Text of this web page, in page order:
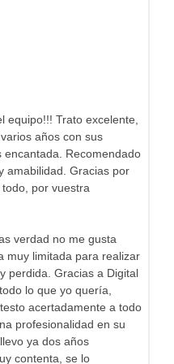
equipo!!! Trato excelente,
años con sus
encantada. Recomendado
amabilidad. Gracias por
por vuestra
verdad no me gusta
muy limitada para realizar
perdida. Gracias a Digital
lo que yo quería,
acertadamente a todo
profesionalidad en su
ya dos años
contenta, se lo